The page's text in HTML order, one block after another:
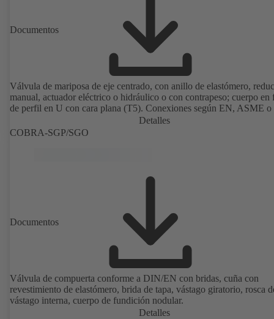
Documentos
Válvula de mariposa de eje centrado, con anillo de elastómero,
manual, actuador eléctrico o hidráulico o con contrapeso; cuerpo en
de perfil en U con cara plana (T5). Conexiones según EN, ASME o
Detalles
COBRA-SGP/SGO
Documentos
Válvula de compuerta conforme a DIN/EN con bridas, cuña con
revestimiento de elastómero, brida de tapa, vástago giratorio, rosca
vástago interna, cuerpo de fundición nodular.
Detalles